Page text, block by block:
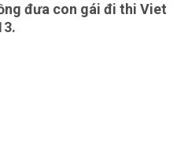
đưa con gái đi thi Viet